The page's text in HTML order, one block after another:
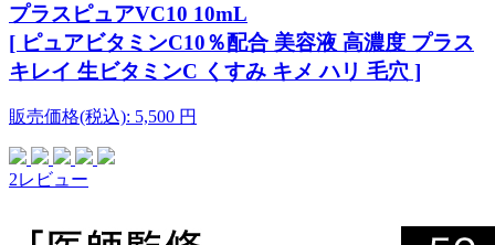
プラスピュアVC10 10mL
[ ピュアビタミンC10％配合 美容液 高濃度 プラス
キレイ 生ビタミンC くすみ キメ ハリ 毛穴 ]
販売価格(税込): 5,500 円
2レビュー